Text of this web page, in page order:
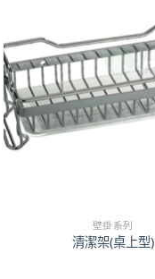
壁掛系列
清潔架(桌上型)